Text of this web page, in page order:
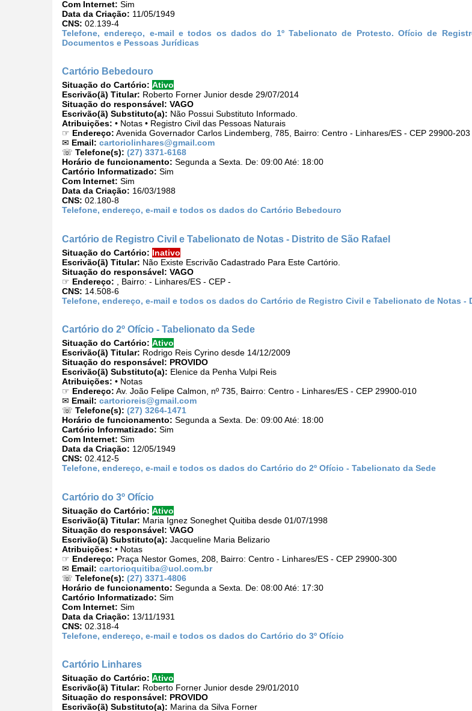
Com Internet: Sim
Data da Criação: 11/05/1949
CNS: 02.139-4
Telefone, endereço, e-mail e todos os dados do 1º Tabelionato de Protesto. Ofício de
Documentos e Pessoas Jurídicas
Cartório Bebedouro
Situação do Cartório: Ativo
Escrivão(ã) Titular: Roberto Forner Junior desde 29/07/2014
Situação do responsável: VAGO
Escrivão(ã) Substituto(a): Não Possui Substituto Informado.
Atribuições: • Notas • Registro Civil das Pessoas Naturais
☞ Endereço: Avenida Governador Carlos Lindemberg, 785, Bairro: Centro - Linhares/ES - CEP 29900-203
✉ Email: cartoriolinhares@gmail.com
☏ Telefone(s): (27) 3371-6168
Horário de funcionamento: Segunda a Sexta. De: 09:00 Até: 18:00
Cartório Informatizado: Sim
Com Internet: Sim
Data da Criação: 16/03/1988
CNS: 02.180-8
Telefone, endereço, e-mail e todos os dados do Cartório Bebedouro
Cartório de Registro Civil e Tabelionato de Notas - Distrito de São Rafael
Situação do Cartório: Inativo
Escrivão(ã) Titular: Não Existe Escrivão Cadastrado Para Este Cartório.
Situação do responsável: VAGO
☞ Endereço: , Bairro: - Linhares/ES - CEP -
CNS: 14.508-6
Telefone, endereço, e-mail e todos os dados do Cartório de Registro Civil e Tabelionato de Notas -
Cartório do 2º Ofício - Tabelionato da Sede
Situação do Cartório: Ativo
Escrivão(ã) Titular: Rodrigo Reis Cyrino desde 14/12/2009
Situação do responsável: PROVIDO
Escrivão(ã) Substituto(a): Elenice da Penha Vulpi Reis
Atribuições: • Notas
☞ Endereço: Av. João Felipe Calmon, nº 735, Bairro: Centro - Linhares/ES - CEP 29900-010
✉ Email: cartorioreis@gmail.com
☏ Telefone(s): (27) 3264-1471
Horário de funcionamento: Segunda a Sexta. De: 09:00 Até: 18:00
Cartório Informatizado: Sim
Com Internet: Sim
Data da Criação: 12/05/1949
CNS: 02.412-5
Telefone, endereço, e-mail e todos os dados do Cartório do 2º Ofício - Tabelionato da Sede
Cartório do 3º Ofício
Situação do Cartório: Ativo
Escrivão(ã) Titular: Maria Ignez Soneghet Quitiba desde 01/07/1998
Situação do responsável: VAGO
Escrivão(ã) Substituto(a): Jacqueline Maria Belizario
Atribuições: • Notas
☞ Endereço: Praça Nestor Gomes, 208, Bairro: Centro - Linhares/ES - CEP 29900-300
✉ Email: cartorioquitiba@uol.com.br
☏ Telefone(s): (27) 3371-4806
Horário de funcionamento: Segunda a Sexta. De: 08:00 Até: 17:30
Cartório Informatizado: Sim
Com Internet: Sim
Data da Criação: 13/11/1931
CNS: 02.318-4
Telefone, endereço, e-mail e todos os dados do Cartório do 3º Ofício
Cartório Linhares
Situação do Cartório: Ativo
Escrivão(ã) Titular: Roberto Forner Junior desde 29/01/2010
Situação do responsável: PROVIDO
Escrivão(ã) Substituto(a): Marina da Silva Forner